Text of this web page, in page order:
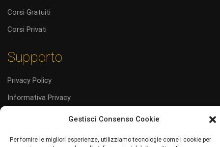
Gestisci Consenso Cookie
Per fornire le migliori esperienze, utilizziamo tecnologie come i cookie per
Corsi Gratuiti
Corsi Privati
Supporto
Privacy Policy
Informativa Privacy